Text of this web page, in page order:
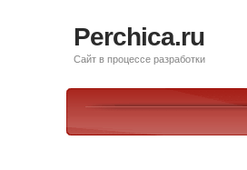
Perchica.ru
Сайт в процессе разработки